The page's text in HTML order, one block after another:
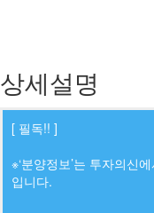
상세설명
[ 필독!! ]
※‘분양정보’는 투자의신
입니다.